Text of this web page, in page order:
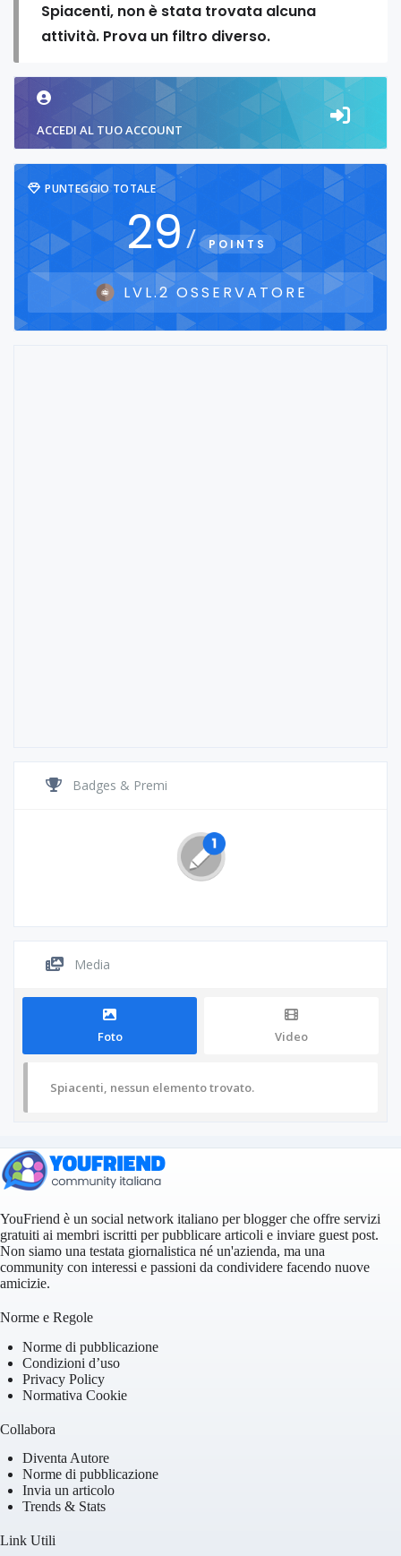
Spiacenti, non è stata trovata alcuna
attività. Prova un filtro diverso.
ACCEDI AL TUO ACCOUNT
PUNTEGGIO TOTALE
29/ POINTS
LVL.2 OSSERVATORE
Badges & Premi
Media
Foto Video
Spiacenti, nessun elemento trovato.
YouFriend è un social network italiano per blogger che offre servizi
gratuiti ai membri iscritti per pubblicare articoli e inviare guest post.
Non siamo una testata giornalistica né un'azienda, ma una
community con interessi e passioni da condividere facendo nuove
amicizie.
Norme e Regole
Norme di pubblicazione
Condizioni d’uso
Privacy Policy
Normativa Cookie
Collabora
Diventa Autore
Norme di pubblicazione
Invia un articolo
Trends & Stats
Link Utili